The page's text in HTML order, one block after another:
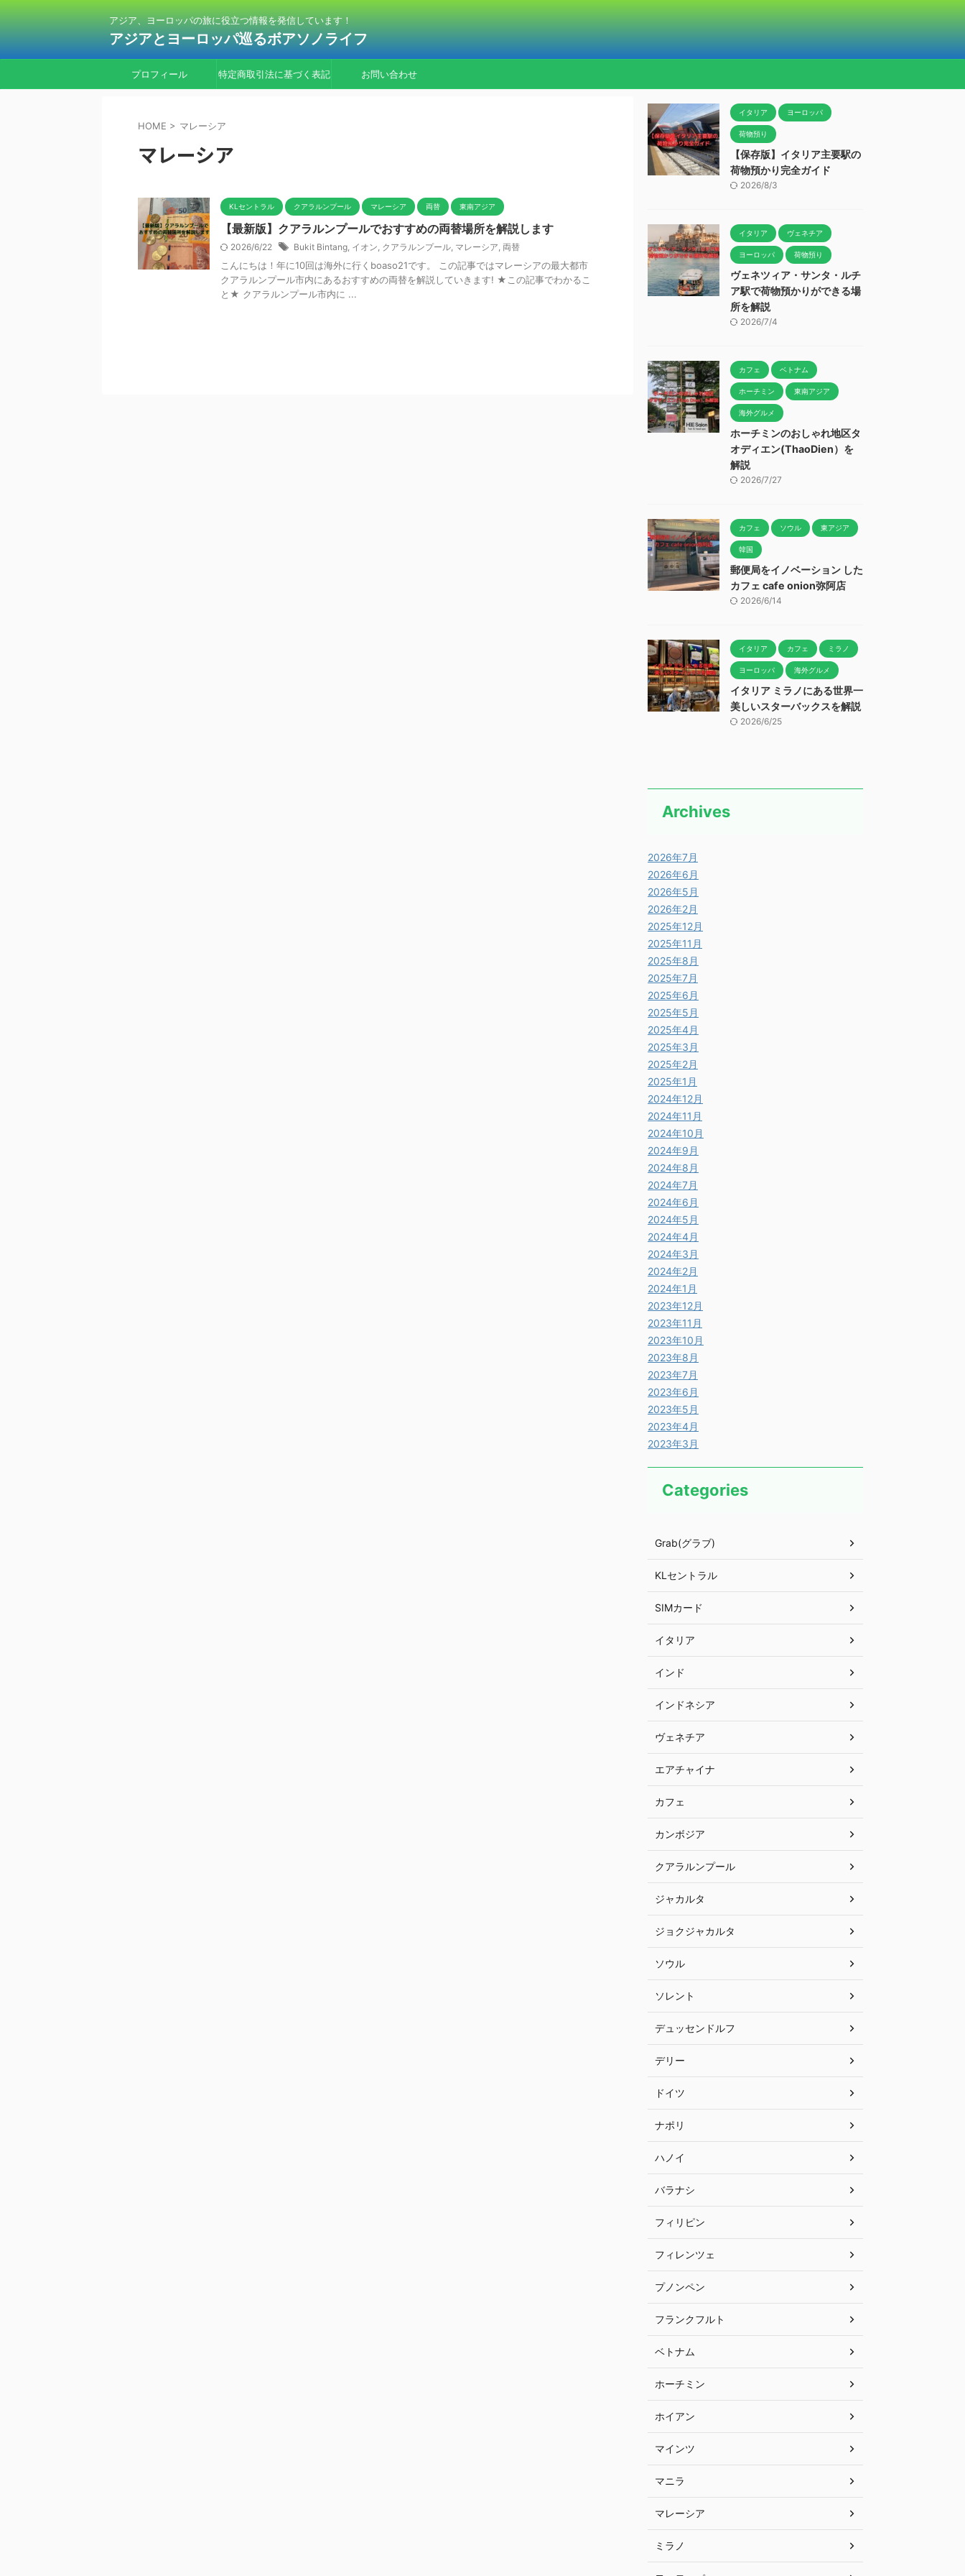
アジア、ヨーロッパの旅に役立つ情報を発信しています！
アジアとヨーロッパ巡るボアソノライフ
プロフィール 特定商取引法に基づく表記 お問い合わせ
HOME > マレーシア
マレーシア
KLセントラル クアラルンプール マレーシア 両替 東南アジア
【最新版】クアラルンプールでおすすめの両替場所を解説します
2026/6/22 Bukit Bintang, イオン, クアラルンプール, マレーシア, 両替
こんにちは！年に10回は海外に行くboaso21です。 この記事ではマレーシアの最大都市
クアラルンプール市内にあるおすすめの両替を解説していきます! ★この記事でわかるこ
と★ クアラルンプール市内に ...
イタリア ヨーロッパ
荷物預り
【保存版】イタリア主要駅の
荷物預かり完全ガイド
2026/8/3
イタリア ヴェネチア
ヨーロッパ 荷物預り
ヴェネツィア・サンタ・ルチ
ア駅で荷物預かりができる場
所を解説
2026/7/4
カフェ ベトナム
ホーチミン 東南アジア
海外グルメ
ホーチミンのおしゃれ地区タ
オディエン(ThaoDien）を
解説
2026/7/27
カフェ ソウル 東アジア
韓国
郵便局をイノベーション した
カフェ cafe onion弥阿店
2026/6/14
イタリア カフェ ミラノ
ヨーロッパ 海外グルメ
イタリア ミラノにある世界一
美しいスターバックスを解説
2026/6/25
Archives
2026年7月
2026年6月
2026年5月
2026年2月
2025年12月
2025年11月
2025年8月
2025年7月
2025年6月
2025年5月
2025年4月
2025年3月
2025年2月
2025年1月
2024年12月
2024年11月
2024年10月
2024年9月
2024年8月
2024年7月
2024年6月
2024年5月
2024年4月
2024年3月
2024年2月
2024年1月
2023年12月
2023年11月
2023年10月
2023年8月
2023年7月
2023年6月
2023年5月
2023年4月
2023年3月
Categories
Grab(グラブ)
KLセントラル
SIMカード
イタリア
インド
インドネシア
ヴェネチア
エアチャイナ
カフェ
カンボジア
クアラルンプール
ジャカルタ
ジョクジャカルタ
ソウル
ソレント
デュッセンドルフ
デリー
ドイツ
ナポリ
ハノイ
バラナシ
フィリピン
フィレンツェ
プノンペン
フランクフルト
ベトナム
ホーチミン
ホイアン
マインツ
マニラ
マレーシア
ミラノ